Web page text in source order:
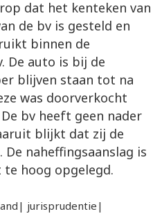
dat het kenteken van
de bv is gesteld en
binnen de
De auto is bij de
blijven staan tot na
was doorverkocht
bv heeft geen nader
blijkt dat zij de
naheffingsaanslag is
hoog opgelegd.
jurisprudentie|